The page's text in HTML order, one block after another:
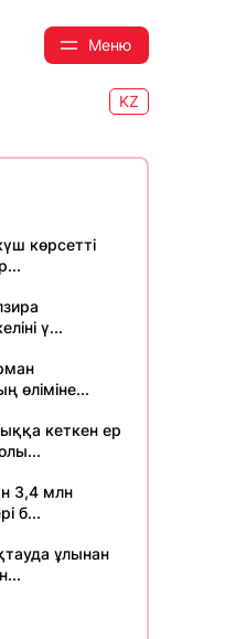
Меню
KZ
көрсетті
ү...
өліміне...
кеткен ер
3,4 млн
б...
ұлынан